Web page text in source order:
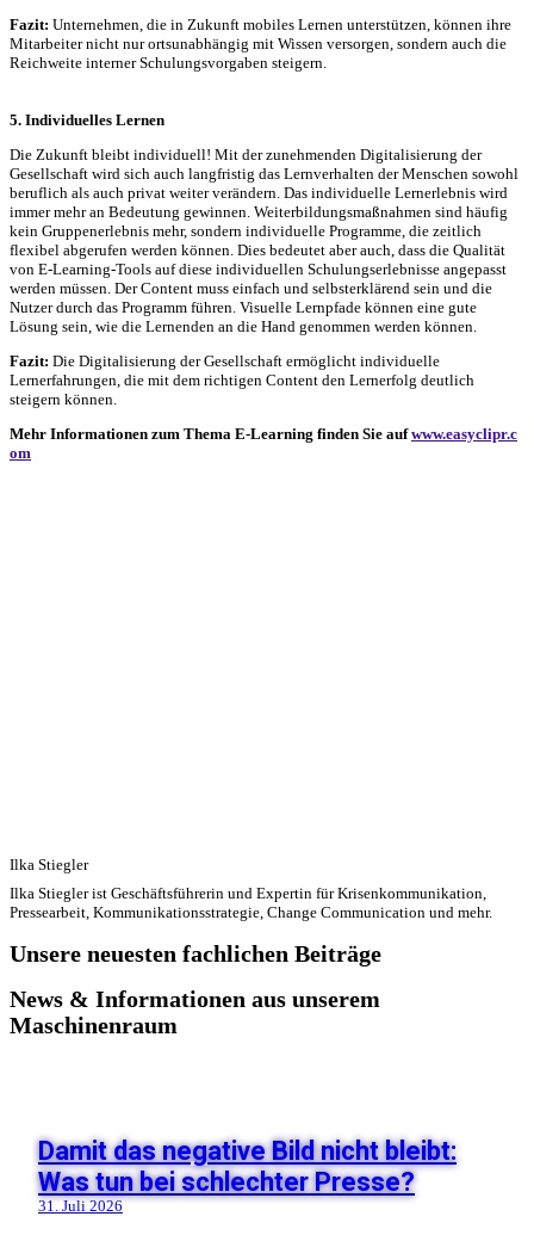
Fazit: Unternehmen, die in Zukunft mobiles Lernen unterstützen, können ihre
Mitarbeiter nicht nur ortsunabhängig mit Wissen versorgen, sondern auch die
Reichweite interner Schulungsvorgaben steigern.
5. Individuelles Lernen
Die Zukunft bleibt individuell! Mit der zunehmenden Digitalisierung der
Gesellschaft wird sich auch langfristig das Lernverhalten der Menschen sowohl
beruflich als auch privat weiter verändern. Das individuelle Lernerlebnis wird
immer mehr an Bedeutung gewinnen. Weiterbildungsmaßnahmen sind häufig
kein Gruppenerlebnis mehr, sondern individuelle Programme, die zeitlich
flexibel abgerufen werden können. Dies bedeutet aber auch, dass die Qualität
von E-Learning-Tools auf diese individuellen Schulungserlebnisse angepasst
werden müssen. Der Content muss einfach und selbsterklärend sein und die
Nutzer durch das Programm führen. Visuelle Lernpfade können eine gute
Lösung sein, wie die Lernenden an die Hand genommen werden können.
Fazit: Die Digitalisierung der Gesellschaft ermöglicht individuelle
Lernerfahrungen, die mit dem richtigen Content den Lernerfolg deutlich
steigern können.
Mehr Informationen zum Thema E-Learning finden Sie aufwww.easyclipr.c
om
Ilka Stiegler
Ilka Stiegler ist Geschäftsführerin und Expertin für Krisenkommunikation,
Pressearbeit, Kommunikationsstrategie, Change Communication und mehr.
Unsere neuesten fachlichen Beiträge
News & Informationen aus unserem
Maschinenraum
Damit das negative Bild nicht bleibt:
Was tun bei schlechter Presse?
31. Juli 2026